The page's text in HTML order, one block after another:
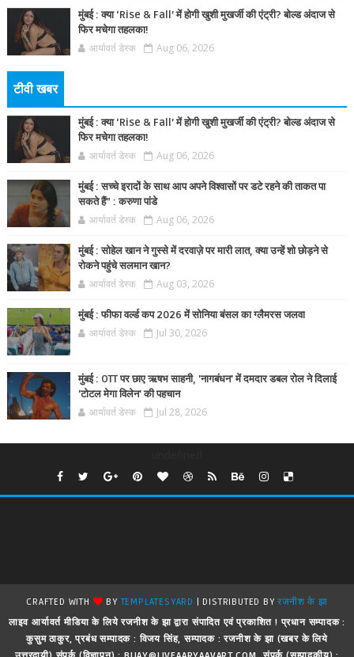
मुंबई : क्या ‘Rise & Fall’ में होगी खुशी मुखर्जी की एंट्री? बोल्ड अंदाज से
फिर मचेगा तहलका!
आर्यावर्त डेस्क Aug 06, 2026
टीवी खबर
मुंबई : क्या ‘Rise & Fall’ में होगी खुशी मुखर्जी की एंट्री? बोल्ड अंदाज से
फिर मचेगा तहलका!
आर्यावर्त डेस्क Aug 06, 2026
मुंबई : सच्चे इरादों के साथ आप अपने विश्वासों पर डटे रहने की ताकत पा
सकते हैं” : करुणा पांडे
आर्यावर्त डेस्क Aug 06, 2026
मुंबई : सोहेल खान ने गुस्से में दरवाज़े पर मारी लात, क्या उन्हें शो छोड़ने से
रोकने पहुंचे सलमान खान?
आर्यावर्त डेस्क Aug 03, 2026
मुंबई : फीफा वर्ल्ड कप 2026 में सोनिया बंसल का ग्लैमरस जलवा
आर्यावर्त डेस्क Jul 30, 2026
मुंबई : OTT पर छाए ऋषभ साहनी, 'नागबंधन' में दमदार डबल रोल ने दिलाई
'टोटल मेगा विलेन' की पहचान
आर्यावर्त डेस्क Jul 28, 2026
CRAFTED WITH BYTEMPLATESYARD | DISTRIBUTED BYरजनीश के झा
लाइव आर्यावर्त मीडिया के लिये रजनीश के झा द्वारा संपादित एवं प्रकाशित ! प्रधान सम्पादक :
कुसुम ठाकुर, प्रबंध सम्पादक : विजय सिंह, सम्पादक : रजनीश के झा (खबर के लिये